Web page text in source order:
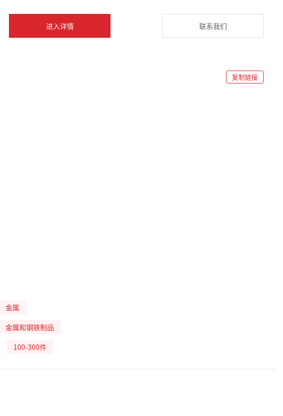
进入详情 联系我们
复制链接
金属
金属和钢铁制品
100-300件